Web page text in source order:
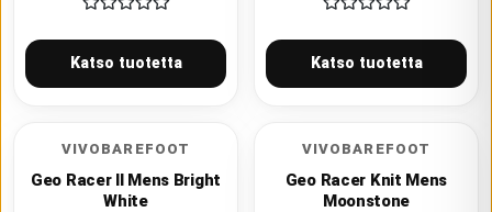
Katso tuotetta Katso tuotetta
VIVOBAREFOOT
Geo Racer II Mens Bright
White
VIVOBAREFOOT
Geo Racer Knit Mens
Moonstone